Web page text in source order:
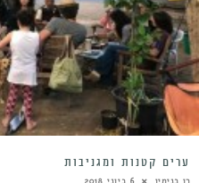
ערים קטנות ומגניבות